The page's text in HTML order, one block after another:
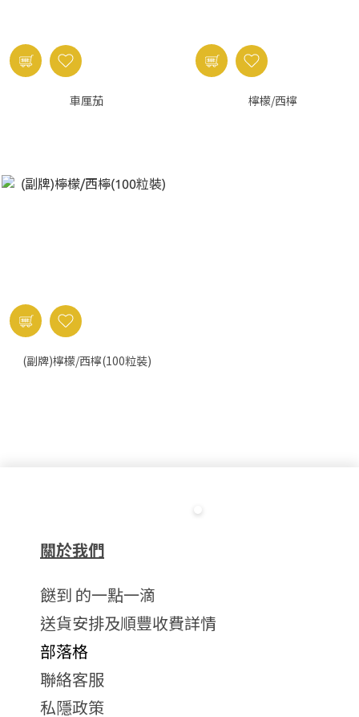
車厘茄 檸檬/西檸
(副牌)檸檬/西檸(100粒裝)
關於我們
餸到 的一點一滴
送貨安排及順豐收費詳情
部落格
聯絡客服
私隱政策